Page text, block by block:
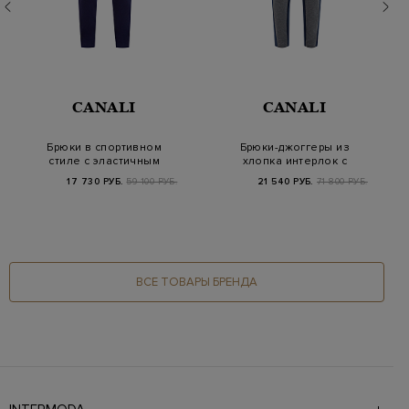
CANALI
Брюки в спортивном
стиле с эластичным
17 730 РУБ. 59 100 РУБ.
CANALI
Брюки-джоггеры из
хлопка интерлок с
21 540 РУБ. 71 800 РУБ.
ВСЕ ТОВАРЫ БРЕНДА